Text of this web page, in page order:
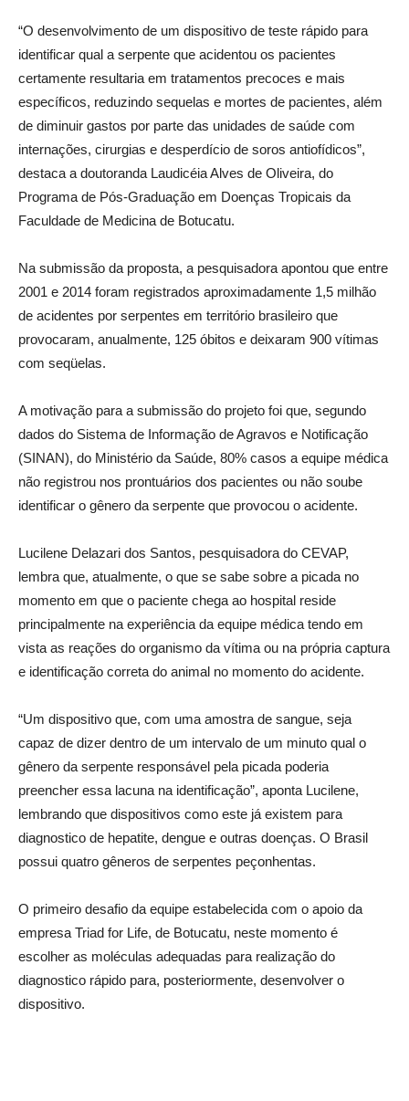
“O desenvolvimento de um dispositivo de teste rápido para
identificar qual a serpente que acidentou os pacientes
certamente resultaria em tratamentos precoces e mais
específicos, reduzindo sequelas e mortes de pacientes, além
de diminuir gastos por parte das unidades de saúde com
internações, cirurgias e desperdício de soros antiofídicos”,
destaca a doutoranda Laudicéia Alves de Oliveira, do
Programa de Pós-Graduação em Doenças Tropicais da
Faculdade de Medicina de Botucatu.
Na submissão da proposta, a pesquisadora apontou que entre
2001 e 2014 foram registrados aproximadamente 1,5 milhão
de acidentes por serpentes em território brasileiro que
provocaram, anualmente, 125 óbitos e deixaram 900 vítimas
com seqüelas.
A motivação para a submissão do projeto foi que, segundo
dados do Sistema de Informação de Agravos e Notificação
(SINAN), do Ministério da Saúde, 80% casos a equipe médica
não registrou nos prontuários dos pacientes ou não soube
identificar o gênero da serpente que provocou o acidente.
Lucilene Delazari dos Santos, pesquisadora do CEVAP,
lembra que, atualmente, o que se sabe sobre a picada no
momento em que o paciente chega ao hospital reside
principalmente na experiência da equipe médica tendo em
vista as reações do organismo da vítima ou na própria captura
e identificação correta do animal no momento do acidente.
“Um dispositivo que, com uma amostra de sangue, seja
capaz de dizer dentro de um intervalo de um minuto qual o
gênero da serpente responsável pela picada poderia
preencher essa lacuna na identificação”, aponta Lucilene,
lembrando que dispositivos como este já existem para
diagnostico de hepatite, dengue e outras doenças. O Brasil
possui quatro gêneros de serpentes peçonhentas.
O primeiro desafio da equipe estabelecida com o apoio da
empresa Triad for Life, de Botucatu, neste momento é
escolher as moléculas adequadas para realização do
diagnostico rápido para, posteriormente, desenvolver o
dispositivo.